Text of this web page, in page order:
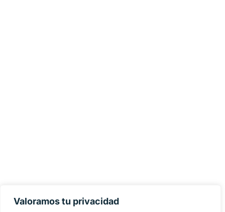
Valoramos tu privacidad